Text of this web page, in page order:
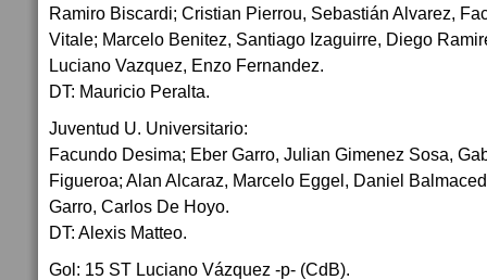
Ramiro Biscardi; Cristian Pierrou, Sebastián Alvarez,
Vitale; Marcelo Benitez, Santiago Izaguirre, Diego
Luciano Vazquez, Enzo Fernandez.
DT: Mauricio Peralta.
Juventud U. Universitario:
Facundo Desima; Eber Garro, Julian Gimenez Sosa,
Figueroa; Alan Alcaraz, Marcelo Eggel, Daniel
Garro, Carlos De Hoyo.
DT: Alexis Matteo.
Gol: 15 ST Luciano Vázquez -p- (CdB).